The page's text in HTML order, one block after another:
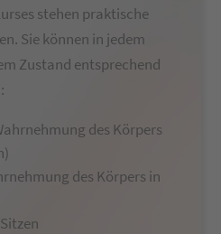
stehen praktische
Sie können in jedem
Zustand entsprechend
des Körpers
des Körpers in